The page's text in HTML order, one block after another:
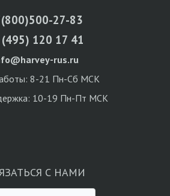
27-83
(495) 120 17 41
rus.ru
8-21 Пн-Сб МСК
10-19 Пн-Пт МСК
С НАМИ